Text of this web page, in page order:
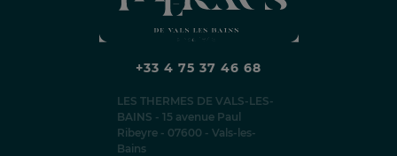
+33 4 75 37 46 68
LES THERMES DE VALS-LES-
BAINS - 15 avenue Paul
Ribeyre - 07600 - Vals-les-
Bains